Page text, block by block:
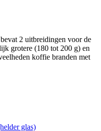
2 uitbreidingen voor de
grotere (180 tot 200 g) en
koffie branden met